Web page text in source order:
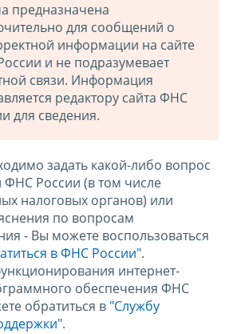
предназначена
для сообщений о
информации на сайте
и не подразумевает
связи. Информация
редактору сайта ФНС
для сведения.
задать какой-либо вопрос
ФНС России (в том числе
налоговых органов) или
по вопросам
- Вы можете воспользоваться
в ФНС России".
интернет-
обеспечения ФНС
обратиться в "Службу